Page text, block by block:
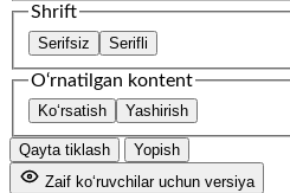
Shrift
Serifsiz Serifli
O‘rnatilgan kontent
Ko‘rsatish Yashirish
Qayta tiklash
Yopish
Zaif ko‘ruvchilar uchun versiya